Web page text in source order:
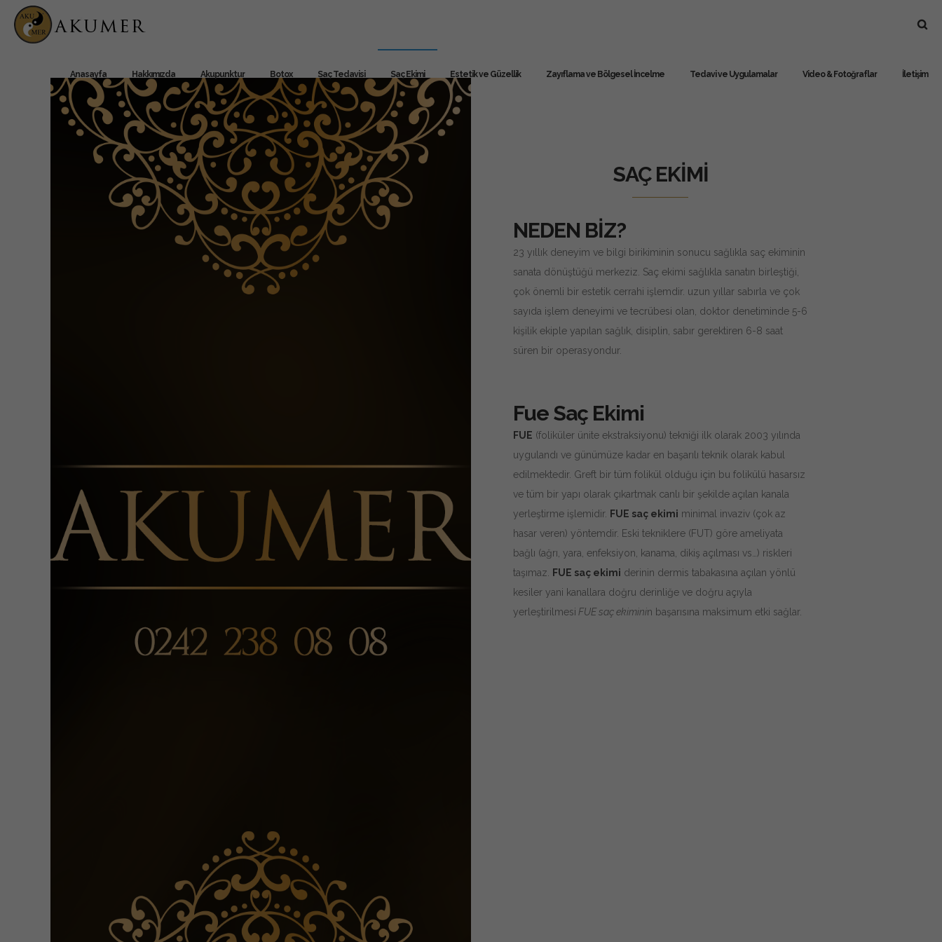
Anasayfa Hakkımızda Akupunktur Botox Saç Tedavisi Saç Ekimi Estetik ve Güzellik Zayıflama ve Bölgesel İncelme Tedavi ve Uygulamalar Video & Fotoğraflar İletişim
SAÇ EKİMİ
NEDEN BİZ?
23 yıllık deneyim ve bilgi birikiminin sonucu sağlıkla saç ekiminin
sanata dönüştüğü merkeziz. Saç ekimi sağlıkla sanatın birleştiği,
çok önemli bir estetik cerrahi işlemdir. uzun yıllar sabırla ve çok
sayıda işlem deneyimi ve tecrübesi olan, doktor denetiminde 5-6
kişilik ekiple yapılan sağlık, disiplin, sabır gerektiren 6-8 saat
süren bir operasyondur.
Fue Saç Ekimi
FUE (foliküler ünite ekstraksiyonu) tekniği ilk olarak 2003 yılında
uygulandı ve günümüze kadar en başarılı teknik olarak kabul
edilmektedir. Greft bir tüm folikül olduğu için bu folikülü hasarsız
ve tüm bir yapı olarak çıkartmak canlı bir şekilde açılan kanala
yerleştirme işlemidir. FUE saç ekimi minimal invaziv (çok az
hasar veren) yöntemdir. Eski tekniklere (FUT) göre ameliyata
bağlı (ağrı, yara, enfeksiyon, kanama, dikiş açılması vs…) riskleri
taşımaz.
FUE saç ekimi derinin dermis tabakasına açılan yönlü
kesiler yani kanallara doğru derinliğe ve doğru açıyla
yerleştirilmesi FUE saç ekiminin başarısına maksimum etki sağlar.